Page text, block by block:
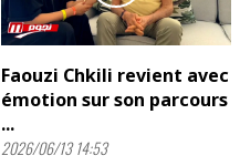
Faouzi Chkili revient avec
émotion sur son parcours
...
2026/06/13 14:53